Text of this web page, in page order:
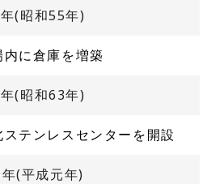
(昭和55年)
に倉庫を増築
(昭和63年)
テンレスセンターを開設
(平成元年)